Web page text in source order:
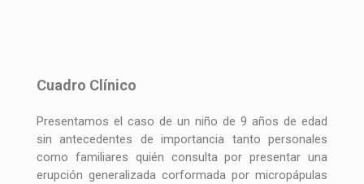
Cuadro Clínico
Presentamos el caso de un niño de 9 años de edad
sin antecedentes de importancia tanto personales
como familiares quién consulta por presentar una
erupción generalizada corformada por micropápulas